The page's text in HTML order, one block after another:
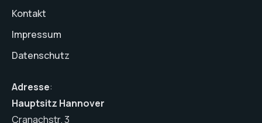
Kontakt
Impressum
Datenschutz
Adresse:
Hauptsitz Hannover
Cranachstr. 3